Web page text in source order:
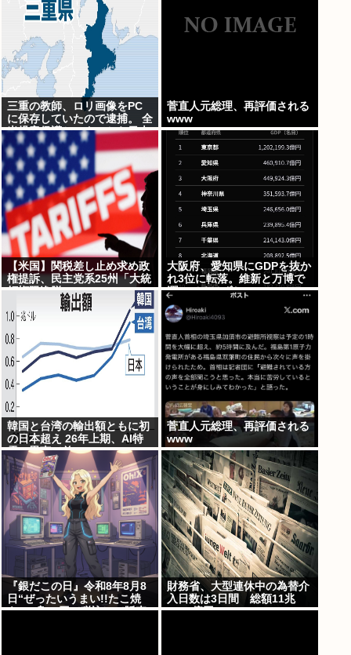
三重の教師、ロリ画像をPC
に保存していたので逮捕。 全
米児童保護センターから日本
の警察庁に通報が来る。
菅直人元総理、再評価される
www
【米国】関税差し止め求め政
権提訴、民主党系25州「大統
領権限逸脱」
大阪府、愛知県にGDPを抜か
れ3位に転落。維新と万博で
潤ってるはずじゃ…
韓国と台湾の輸出額ともに初
の日本超え 26年上期、AI特
需の恩恵で差
菅直人元総理、再評価される
www
『銀だこの日』令和8年8月8
日“ぜったいうまい!!たこ焼
を、1舟88円（税込）で販売
財務省、大型連休中の為替介
入日数は3日間 総額11兆
7349億円